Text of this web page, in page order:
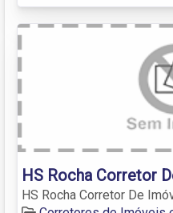
HS Rocha Corretor
HS Rocha Corretor De